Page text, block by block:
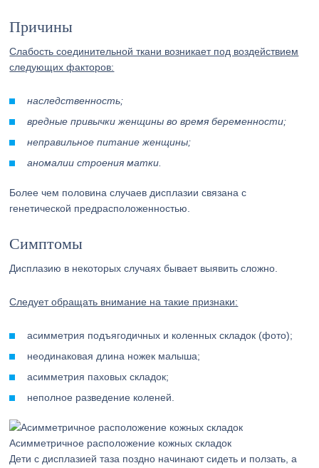
Причины
Слабость соединительной ткани возникает под воздействием
следующих факторов:
наследственность;
вредные привычки женщины во время беременности;
неправильное питание женщины;
аномалии строения матки.
Более чем половина случаев дисплазии связана с
генетической предрасположенностью.
Симптомы
Дисплазию в некоторых случаях бывает выявить сложно.
Следует обращать внимание на такие признаки:
асимметрия подъягодичных и коленных складок (фото);
неодинаковая длина ножек малыша;
асимметрия паховых складок;
неполное разведение коленей.
Асимметричное расположение кожных складок
Дети с дисплазией таза поздно начинают сидеть и ползать, а